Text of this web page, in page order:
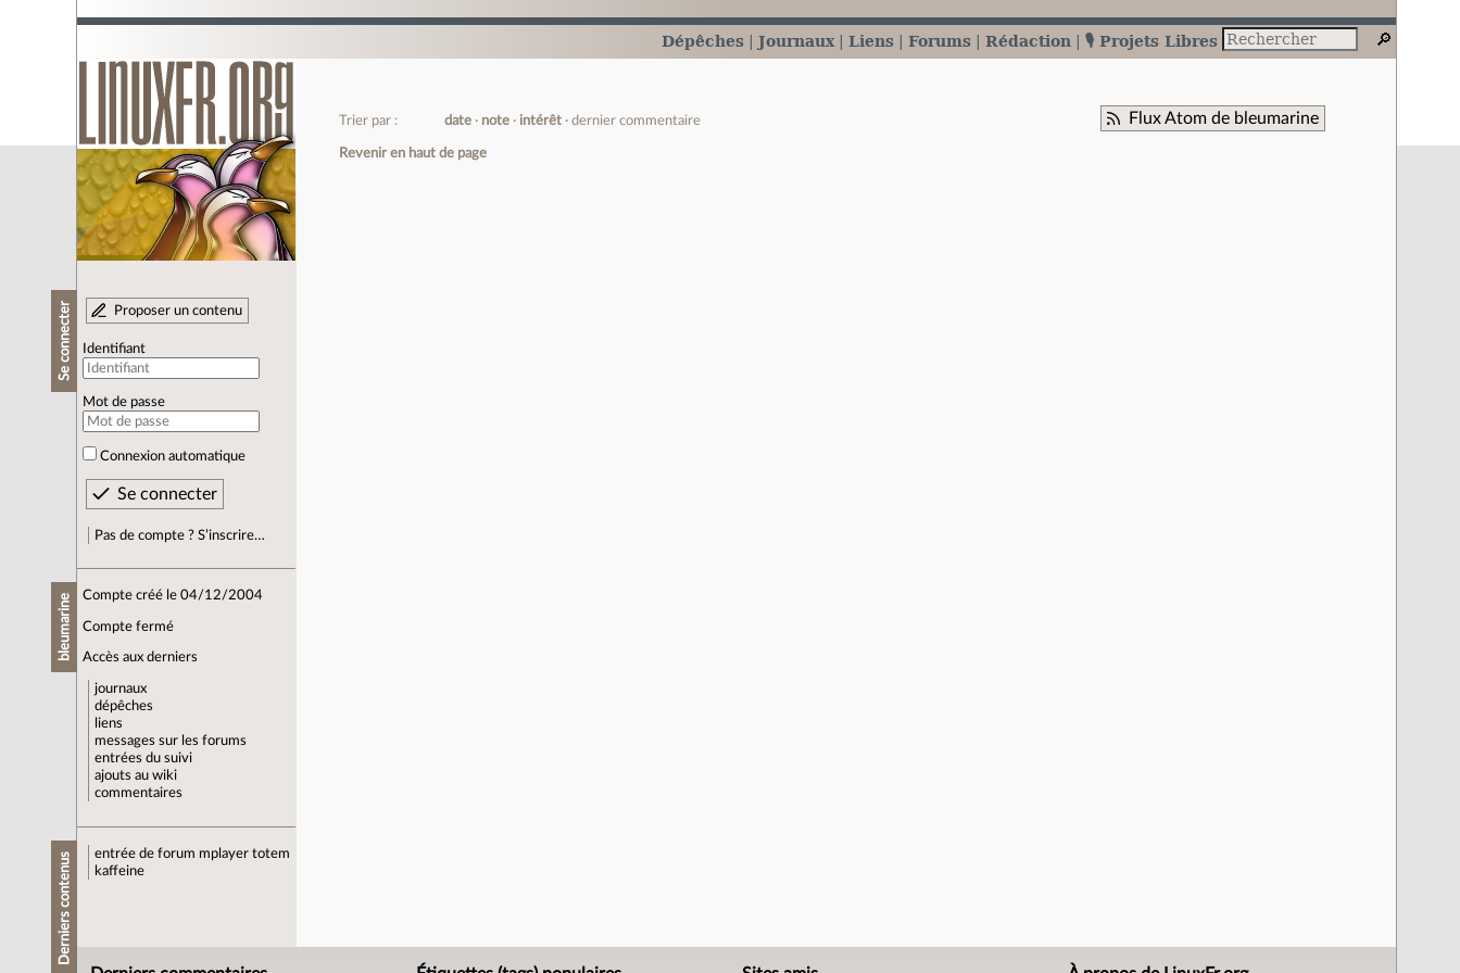
Dépêches Journaux Liens Forums Rédaction 🎙️ Projets Libres
Se connecter Proposer un contenu
Identifiant
Mot de passe
Connexion automatique
Pas de compte ? S’inscrire…
bleumarine Compte créé le 04/12/2004
Compte fermé
Accès aux derniers
journaux
dépêches
liens
messages sur les forums
entrées du suivi
ajouts au wiki
commentaires
Derniers contenus entrée de forum mplayer totem
kaffeine
Flux Atom de bleumarine
Trier par : date note intérêt dernier commentaire
Revenir en haut de page